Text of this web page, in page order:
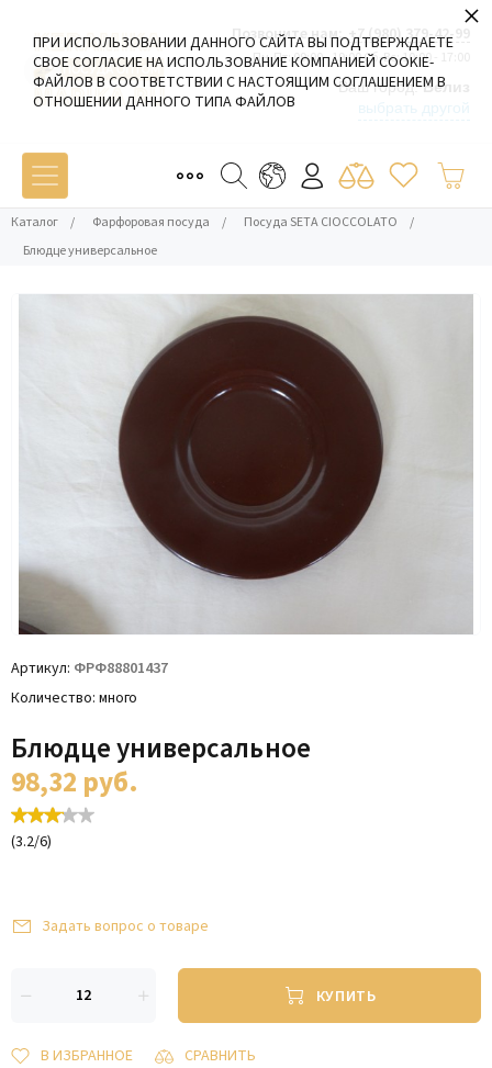
Позвоните нам: +7 (980) 379-42-99
Пн-Пт: 09:00 - 19:00 Сб-Вс: 10:00 - 17:00
Ваш город:Белиз
Каталог / Фарфоровая посуда / Посуда SETA CIOCCOLATO
/
Блюдце универсальное
Артикул ФРФ88801437
Количество много
Блюдце универсальное
98,32 руб.
(3.2/6)
Задать вопрос о товаре
КУПИТЬ
В ИЗБРАННОЕ СРАВНИТЬ
ПРИ ИСПОЛЬЗОВАНИИ ДАННОГО САЙТА ВЫ ПОДТВЕРЖДАЕТЕ
СВОЕ СОГЛАСИЕ НА ИСПОЛЬЗОВАНИЕ КОМПАНИЕЙ COOKIE-
ФАЙЛОВ В СООТВЕТСТВИИ С НАСТОЯЩИМ СОГЛАШЕНИЕМ В
ОТНОШЕНИИ ДАННОГО ТИПА ФАЙЛОВ
×